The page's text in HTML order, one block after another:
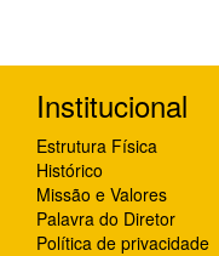
Institucional
Estrutura Física
Histórico
Missão e Valores
Palavra do Diretor
Política de privacidade